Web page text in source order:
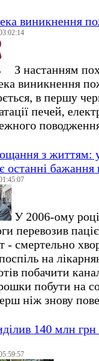
виникнення
З настанням
виникнення
в першу
печей,
з життям:
останні
У 2006-ому
перевозив
- смертельно
на
побачити
побути на
ніж знову
140 млн